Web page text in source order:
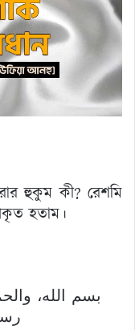
হুকুম কী? রেশমি
হতাম।
بسم الله،